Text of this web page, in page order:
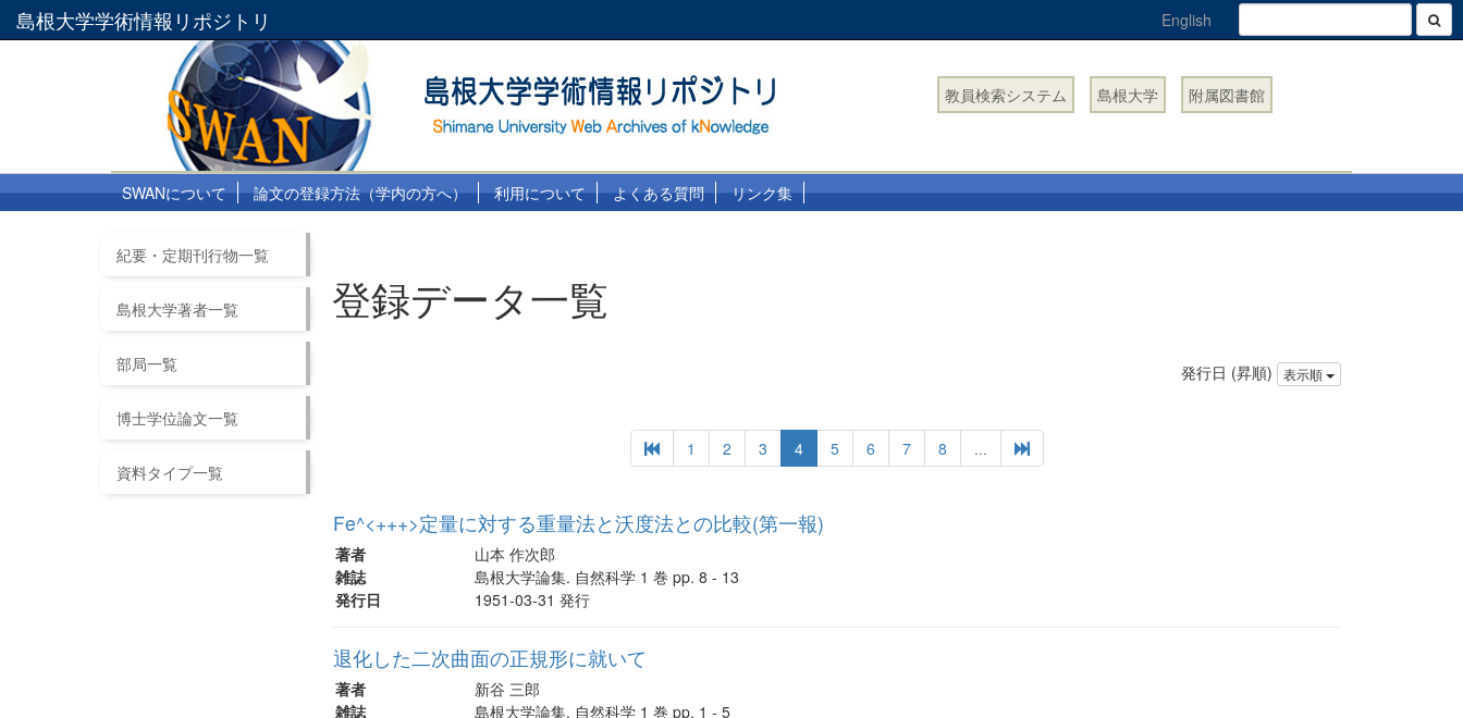
島根大学学術情報リポジトリ English
教員検索システム 島根大学 附属図書館
SWANについて 論文の登録方法（学内の方へ） 利用について よくある質問 リンク集
紀要・定期刊行物一覧
島根大学著者一覧
部局一覧
博士学位論文一覧
資料タイプ一覧
登録データ一覧
発行日 (昇順) 表示順
1 2 3 4 5 6 7 8 ...
Fe^<+++>定量に対する重量法と沃度法との比較(第一報)
著者
山本 作次郎
雑誌
島根大学論集. 自然科学 1 巻 pp. 8 - 13
発行日
1951-03-31 発行
退化した二次曲面の正規形に就いて
著者
新谷 三郎
雑誌
島根大学論集. 自然科学 1 巻 pp. 1 - 5